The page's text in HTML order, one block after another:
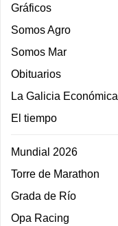
Gráficos
Somos Agro
Somos Mar
Obituarios
La Galicia Económica
El tiempo
Mundial 2026
Torre de Marathon
Grada de Río
Opa Racing